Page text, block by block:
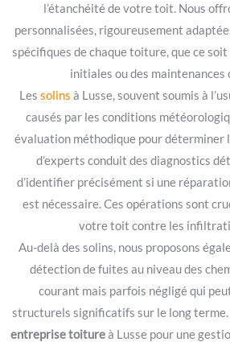
l’étanchéité de votre toit. Nous
personnalisées, rigoureusement
spécifiques de chaque toiture, que ce
initiales ou des maintenances
Les solins à Lusse, souvent soumis à
causés par les conditions
évaluation méthodique pour déterminer
d’experts conduit des diagnostics
d’identifier précisément si une
est nécessaire. Ces opérations sont
votre toit contre les
Au-delà des solins, nous proposons
détection de fuites au niveau des
courant mais parfois négligé qui
structurels significatifs sur le long
entreprise toitureà Lusse pour une